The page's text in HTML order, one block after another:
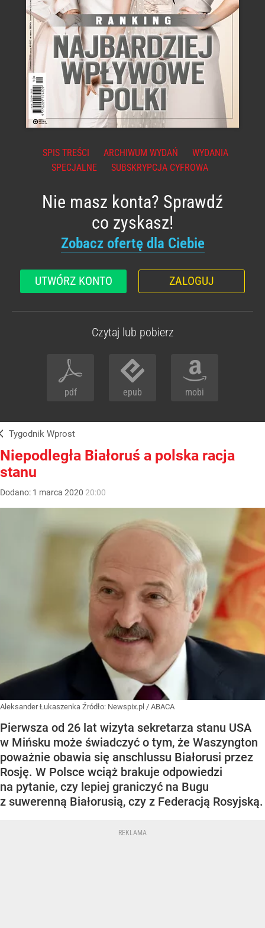
SPIS TREŚCI ARCHIWUM WYDAŃ
WYDANIA
SPECJALNE
SUBSKRYPCJA CYFROWA
Nie masz konta? Sprawdź
co zyskasz!
Zobacz ofertę dla Ciebie
UTWÓRZ KONTO ZALOGUJ
Czytaj lub pobierz
pdf epub mobi
Tygodnik Wprost
Niepodległa Białoruś a polska racja
stanu
Dodano: 1 marca 2020 20:00
Aleksander Łukaszenka Źródło: Newspix.pl / ABACA
Pierwsza od 26 lat wizyta sekretarza stanu USA
w Mińsku może świadczyć o tym, że Waszyngton
poważnie obawia się anschlussu Białorusi przez
Rosję. W Polsce wciąż brakuje odpowiedzi
na pytanie, czy lepiej graniczyć na Bugu
z suwerenną Białorusią, czy z Federacją Rosyjską.